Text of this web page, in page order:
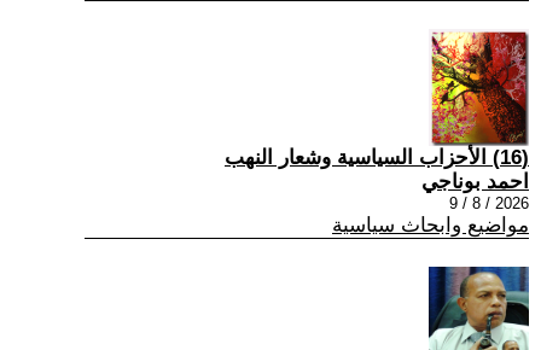
(16) الأحزاب السياسية وشعار النهب
احمد بوناجي
2026 / 8 / 9
مواضيع وابحاث سياسية